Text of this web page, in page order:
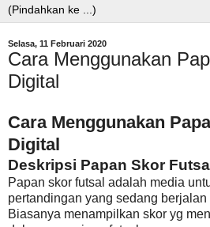
Selasa, 11 Februari 2020
Cara Menggunakan
Digital
Cara Menggunakan
Digital
Deskripsi Papan Skor Futsal
Papan skor futsal adalah media
pertandingan yang sedang berjalan
Biasanya menampilkan skor yg